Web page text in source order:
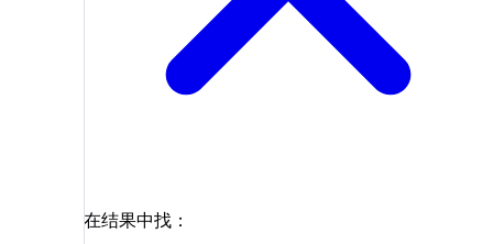
在结果中找：